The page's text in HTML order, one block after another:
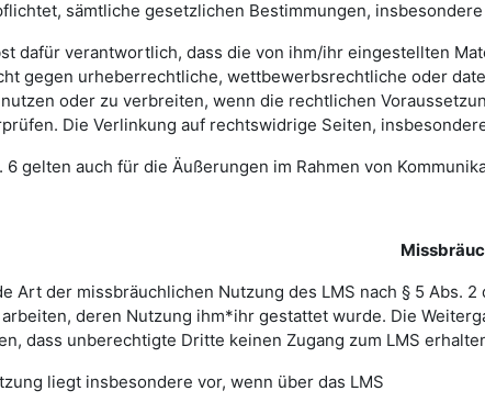
sämtliche gesetzlichen Bestimmungen,
dafür verantwortlich, dass die von ihm/ihr eingestellten
gegen urheberrechtliche, wettbewerbsrechtliche oder
oder zu verbreiten, wenn die rechtlichen
Die Verlinkung auf rechtswidrige Seiten,
6 gelten auch für die Äußerungen im Rahmen von
Art der missbräuchlichen Nutzung des LMS nach § 5
deren Nutzung ihm*ihr gestattet wurde. Die
dass unberechtigte Dritte keinen Zugang zum LMS
liegt insbesondere vor, wenn über das LMS